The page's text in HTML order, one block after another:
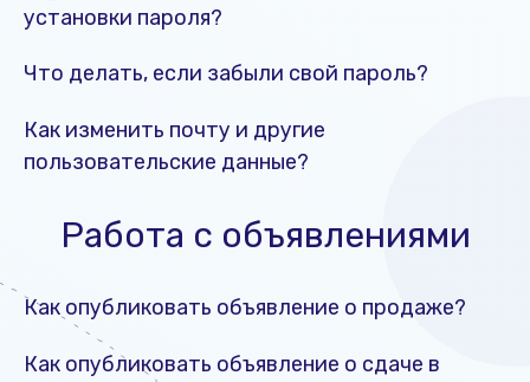
установки пароля?
Что делать, если забыли свой пароль?
Как изменить почту и другие
пользовательские данные?
Работа с объявлениями
Как опубликовать объявление о продаже?
Как опубликовать объявление о сдаче в